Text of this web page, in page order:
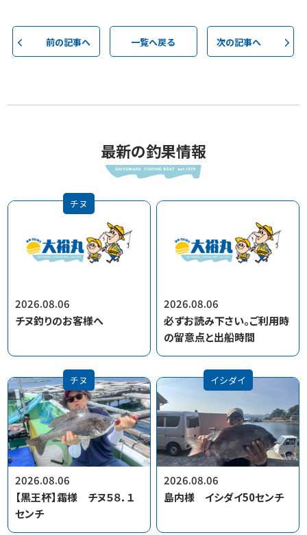
前の記事へ 一覧へ戻る 次の記事へ
最新の釣果情報
2026.08.06
チヌ釣りのお客様へ
チヌ
2026.08.06
必ずお読み下さい。ご利用時
の留意点と出船時間
2026.08.06
【黒王杯】霜様 チヌ５８．１
センチ
チヌ
2026.08.06
島内様 イシダイ50センチ
イシダイ